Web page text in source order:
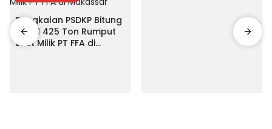
Pangkalan PSDKP Bitung
Segel 425 Ton Rumput
Laut Milik PT FFA di